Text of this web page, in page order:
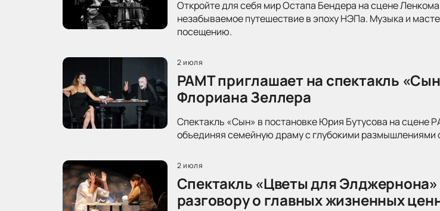
Откройте для себя мир Остапа Бендера на сцене
незабываемое путешествие в эпоху НЭПа. Музыка и
посещению.
2 июля
РАМТ приглашает на спектакль
Флориана Зеллера
Спектакль «Сын» в постановке Юрия Бутусова на сцене
объединяя семейную драму с глубокими размышлениями
2 июля
Спектакль «Цветы для
разговору о главных жизненных